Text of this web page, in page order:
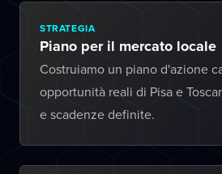
STRATEGIA
Piano per il mercato locale
Costruiamo un piano d'azione
opportunità reali di Pisa e
e scadenze definite.